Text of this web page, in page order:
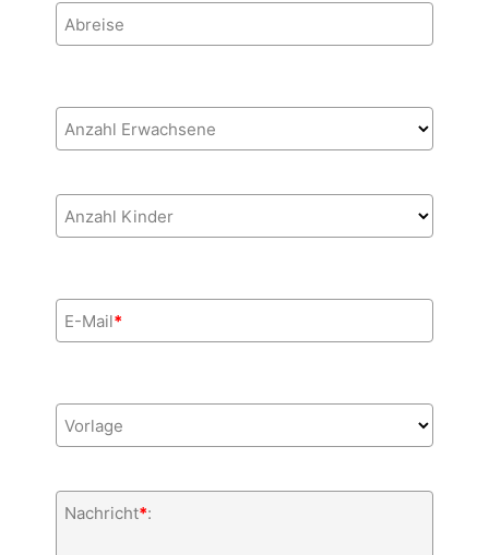
Abreise
Anzahl Erwachsene
Anzahl Kinder
E-Mail*
Vorlage
Nachricht*: